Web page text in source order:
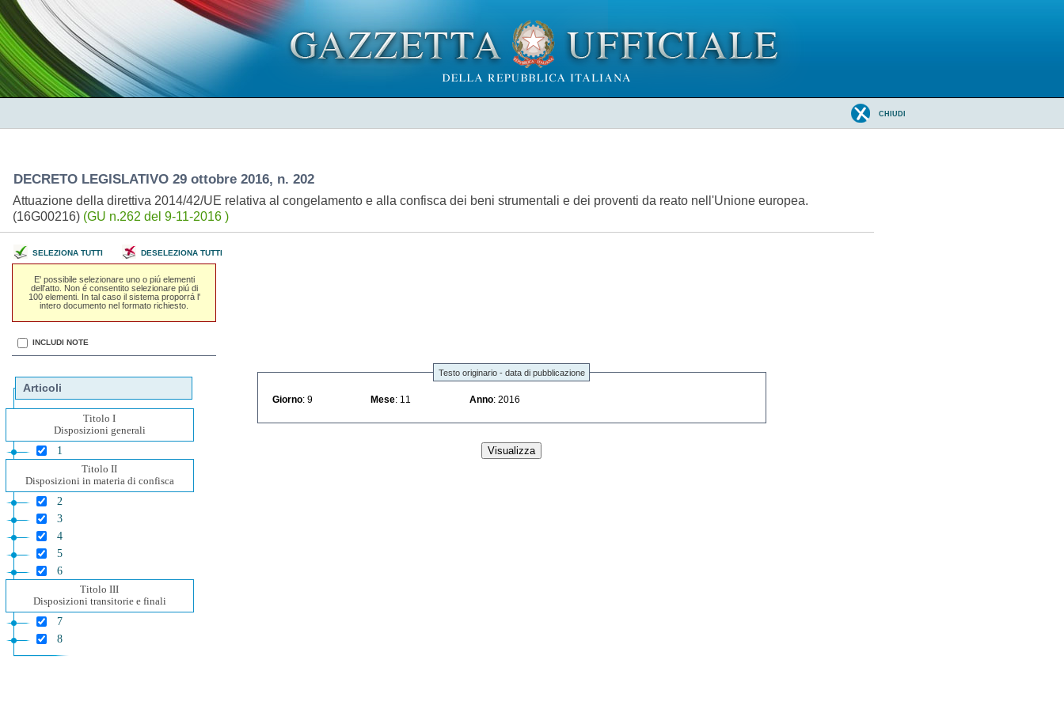
CHIUDI
DECRETO LEGISLATIVO 29 ottobre 2016, n. 202
Attuazione della direttiva 2014/42/UE relativa al congelamento e alla confisca dei beni strumentali e dei proventi da reato nell'Unione europea.
(16G00216) (GU n.262 del 9-11-2016 )
SELEZIONA TUTTI DESELEZIONA TUTTI
E' possibile selezionare uno o piú elementi
dell'atto. Non é consentito selezionare piú di
100 elementi. In tal caso il sistema proporrá l'
intero documento nel formato richiesto.
INCLUDI NOTE
Articoli
Titolo I
Disposizioni generali
1
Titolo II
Disposizioni in materia di confisca
2
3
4
5
6
Titolo III
Disposizioni transitorie e finali
7
8
Testo originario - data di pubblicazione
Giorno : 9 Mese : 11 Anno : 2016